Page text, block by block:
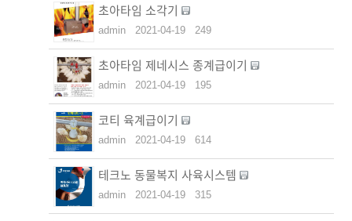
초아타임 소각기
admin 2021-04-19 249
초아타임 제네시스 종계급이기
admin 2021-04-19 195
코티 육계급이기
admin 2021-04-19 614
테크노 동물복지 사육시스템
admin 2021-04-19 315